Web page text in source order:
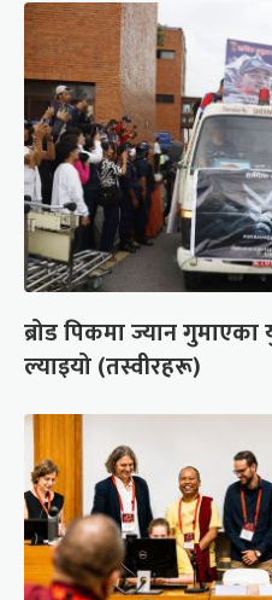
ब्रोड पिकमा ज्यान
ल्याइयो (तस्वीरहरू)